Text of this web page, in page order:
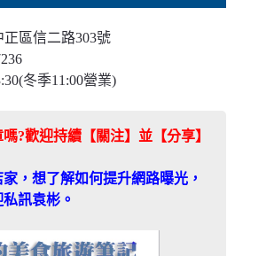
區信二路303號
冬季11:00營業)
?歡迎持續【關注】並【分享】
，想了解如何提升網路曝光，
訊袁彬。